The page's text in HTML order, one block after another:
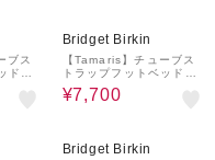
ブス
ドサ
Bridget Birkin
【Tamaris】チューブス
トラップフットベッドサ
ンダル
¥7,700
Bridget Birkin